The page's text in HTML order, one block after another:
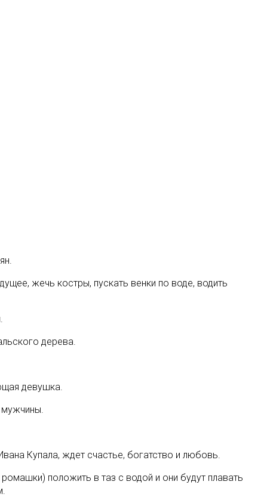
.
жечь костры, пускать венки по воде, водить
дерева.
девушка.
мужчины.
Купала, ждет счастье, богатство и любовь.
положить в таз с водой и они будут плавать